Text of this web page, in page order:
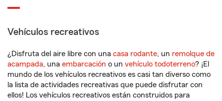
Vehículos recreativos
¿Disfruta del aire libre con una casa rodante, un remolque de
acampada, una embarcación o un vehículo todoterreno? ¡El
mundo de los vehículos recreativos es casi tan diverso como
la lista de actividades recreativas que puede disfrutar con
ellos! Los vehículos recreativos están construidos para